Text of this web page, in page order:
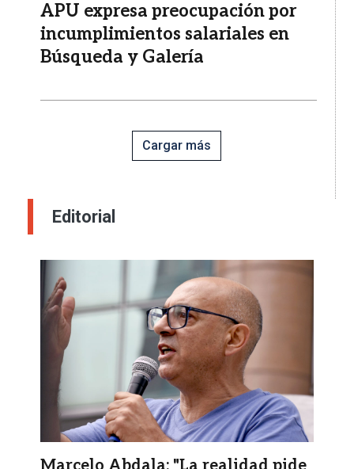
APU expresa preocupación por
incumplimientos salariales en
Búsqueda y Galería
Cargar más
Editorial